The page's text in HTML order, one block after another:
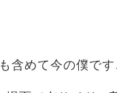
含めて今の僕で